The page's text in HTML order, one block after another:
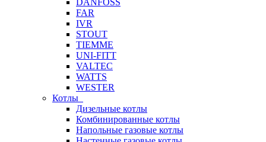
DANFOSS
FAR
IVR
STOUT
TIEMME
UNI-FITT
VALTEC
WATTS
WESTER
Котлы
Дизельные котлы
Комбинированные котлы
Напольные газовые котлы